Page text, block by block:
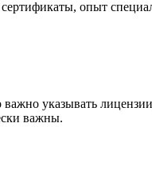
опыт
указывать
важны.